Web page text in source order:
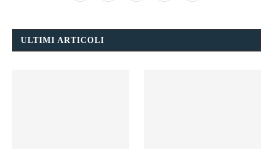
ULTIMI ARTICOLI